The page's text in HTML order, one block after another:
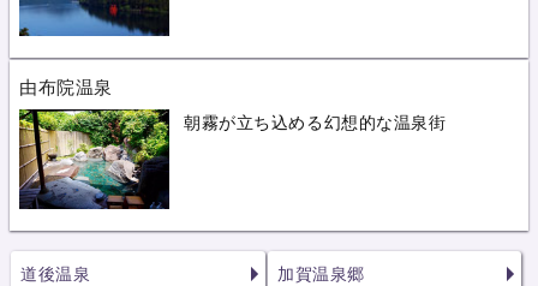
由布院温泉
朝霧が立ち込める幻想的な温泉街
道後温泉 加賀温泉郷